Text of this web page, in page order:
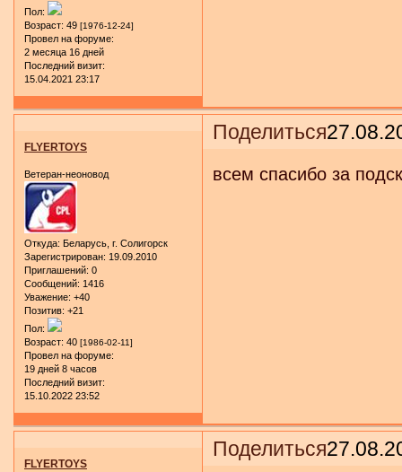
Пол:
Возраст: 49 [1976-12-24]
Провел на форуме:
2 месяца 16 дней
Последний визит:
15.04.2021 23:17
Поделиться
FLYERTOYS
Ветеран-неоновод
Откуда: Беларусь, г. Солигорск
Зарегистрирован: 19.09.2010
Приглашений: 0
Сообщений: 1416
Уважение: +40
Позитив: +21
Пол:
Возраст: 40 [1986-02-11]
Провел на форуме:
19 дней 8 часов
Последний визит:
15.10.2022 23:52
всем спасибо за
Поделиться
FLYERTOYS